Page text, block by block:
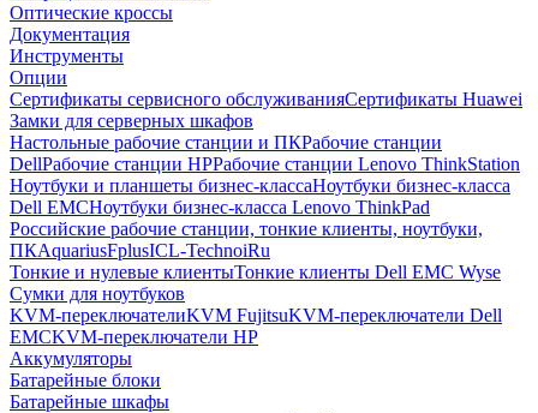
Оптические кроссы
Документация
Инструменты
Опции
Сертификаты сервисного обслуживанияСертификаты Huawei
Замки для серверных шкафов
Настольные рабочие станции и ПКРабочие станции
DellРабочие станции HPРабочие станции Lenovo ThinkStation
Ноутбуки и планшеты бизнес-классаНоутбуки бизнес-класса
Dell EMCНоутбуки бизнес-класса Lenovo ThinkPad
Российские рабочие станции, тонкие клиенты, ноутбуки,
ПКAquariusFplusICL-TechnoiRu
Тонкие и нулевые клиентыТонкие клиенты Dell EMC Wyse
Сумки для ноутбуков
KVM-переключателиKVM FujitsuKVM-переключатели Dell
EMCKVM-переключатели HP
Аккумуляторы
Батарейные блоки
Батарейные шкафы